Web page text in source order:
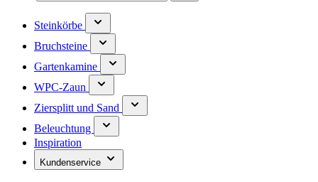
Steinkörbe
Bruchsteine
Gartenkamine
WPC-Zaun
Ziersplitt und Sand
Beleuchtung
Inspiration
Kundenservice